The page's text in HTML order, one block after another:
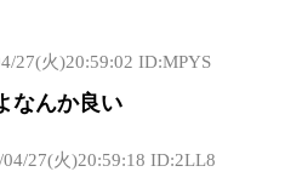
27(火)20:59:02 ID:MPYS
なんか良い
04/27(火)20:59:18 ID:2LL8